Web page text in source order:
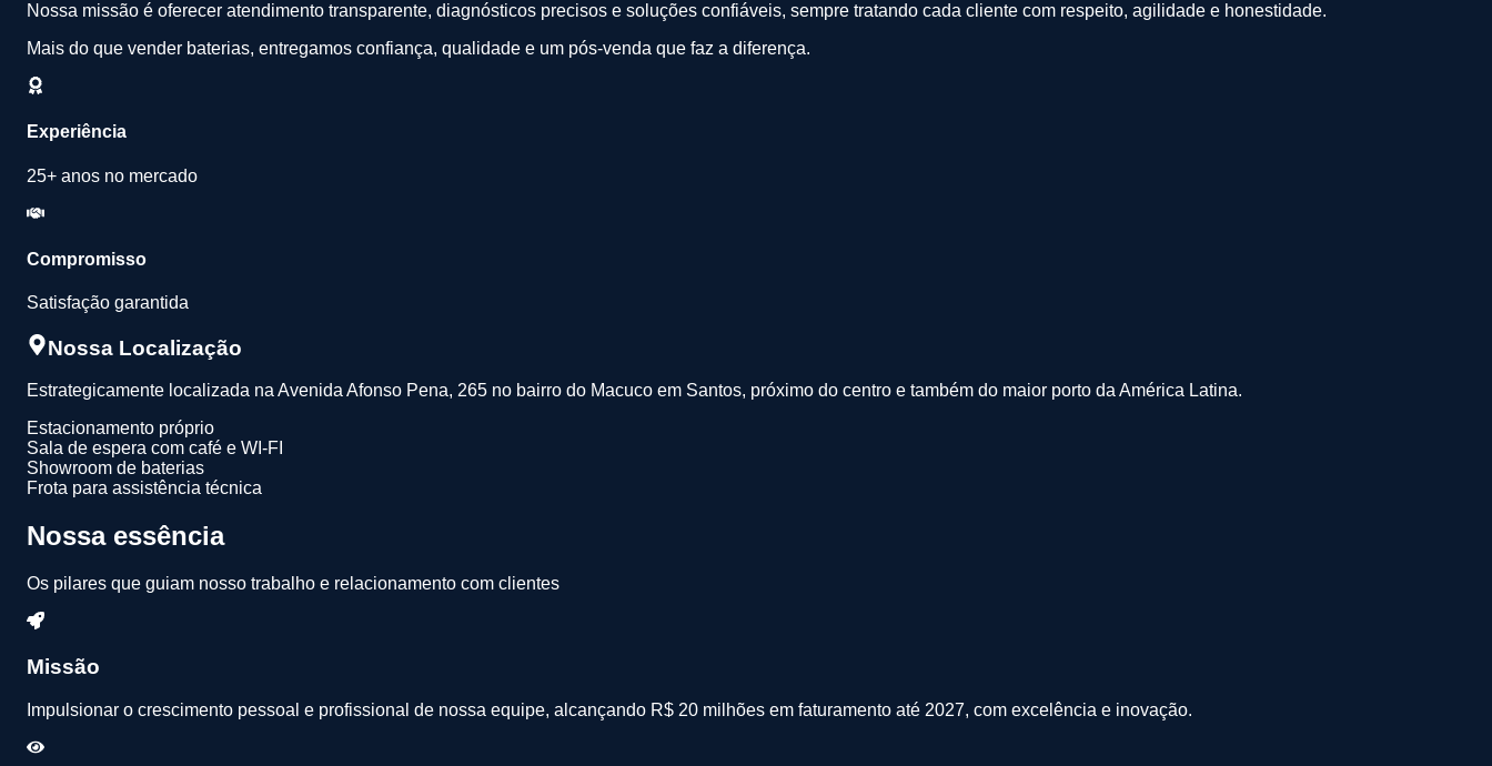
Nossa missão é oferecer atendimento transparente, diagnósticos precisos e soluções confiáveis, sempre tratando cada cliente com respeito, agilidade e honestidade.
Mais do que vender baterias, entregamos confiança, qualidade e um pós-venda que faz a diferença.
Experiência
25+ anos no mercado
Compromisso
Satisfação garantida
Nossa Localização
Estrategicamente localizada na Avenida Afonso Pena, 265 no bairro do Macuco em Santos, próximo do centro e também do maior porto da América Latina.
Estacionamento próprio
Sala de espera com café e WI-FI
Showroom de baterias
Frota para assistência técnica
Nossa essência
Os pilares que guiam nosso trabalho e relacionamento com clientes
Missão
Impulsionar o crescimento pessoal e profissional de nossa equipe, alcançando R$ 20 milhões em faturamento até 2027, com excelência e inovação.